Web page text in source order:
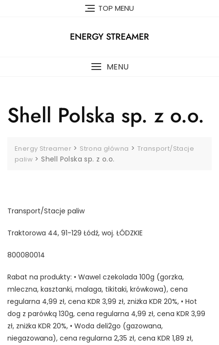
TOP MENU
ENERGY STREAMER
MENU
Shell Polska sp. z o.o.
Energy Streamer > Strona główna > Transport/Stacje
paliw >Shell Polska sp. z o.o.
Transport/Stacje paliw
Traktorowa 44, 91-129 Łódź, woj. ŁÓDZKIE
800080014
Rabat na produkty: • Wawel czekolada 100g (gorzka,
mleczna, kasztanki, malaga, tikitaki, krówkowa), cena
regularna 4,99 zł, cena KDR 3,99 zł, zniżka KDR 20%, • Hot
dog z parówką 130g, cena regularna 4,99 zł, cena KDR 3,99
zł, zniżka KDR 20%, • Woda deli2go (gazowana,
niegazowana), cena regularna 2,35 zł, cena KDR 1,89 zł,